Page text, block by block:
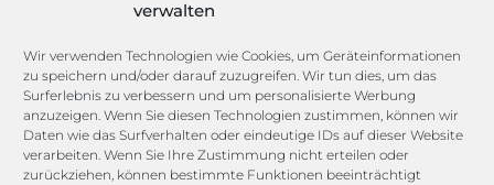
verwalten
Wir verwenden Technologien wie Cookies, um Geräteinformationen
zu speichern und/oder darauf zuzugreifen. Wir tun dies, um das
Surferlebnis zu verbessern und um personalisierte Werbung
anzuzeigen. Wenn Sie diesen Technologien zustimmen, können wir
Daten wie das Surfverhalten oder eindeutige IDs auf dieser Website
verarbeiten. Wenn Sie Ihre Zustimmung nicht erteilen oder
zurückziehen, können bestimmte Funktionen beeinträchtigt
Channels
vertrieb@megasoft.de
+49 2173 265 06 0